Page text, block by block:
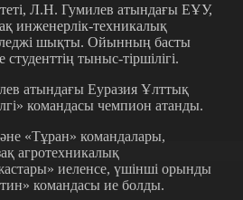
Л.Н. Гумилев атындағы ЕҰУ,
инженерлік-техникалық
шықты. Ойынның басты
тыныс-тіршілігі.
атындағы Еуразия Ұлттық
командасы чемпион атанды.
«Тұран» командалары,
агротехникалық
иеленсе, үшінші орынды
командасы ие болды.